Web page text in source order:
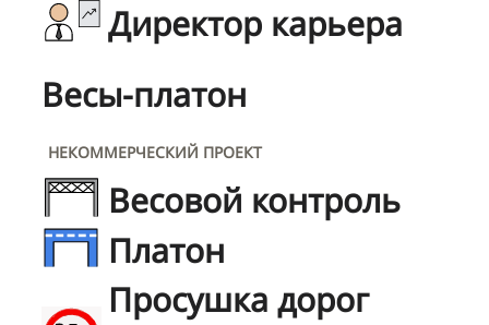
Директор карьера
Весы-платон
НЕКОММЕРЧЕСКИЙ ПРОЕКТ
Весовой контроль
Платон
Просушка дорог